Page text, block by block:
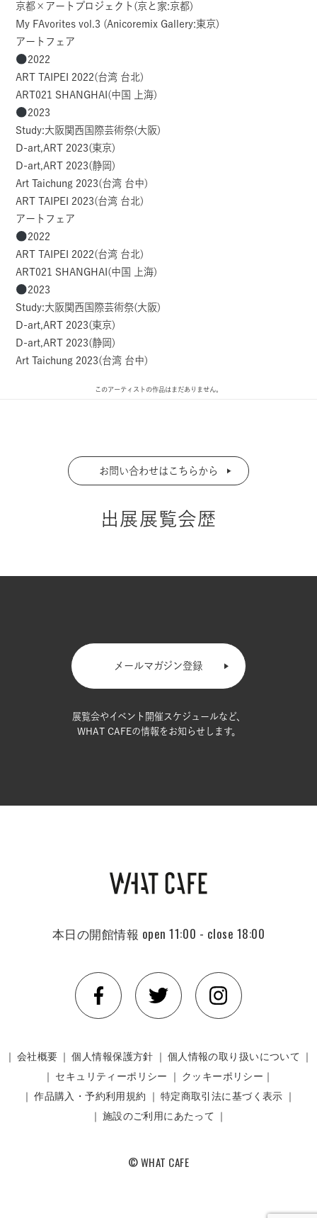
京都×アートプロジェクト(京と家:京都)
My FAvorites vol.3 (Anicoremix Gallery:東京)
アートフェア
2022
ART TAIPEI 2022(台湾 台北)
ART021 SHANGHAI(中国 上海)
2023
Study:大阪関西国際芸術祭(大阪)
D-art,ART 2023(東京)
D-art,ART 2023(静岡)
Art Taichung 2023(台湾 台中)
ART TAIPEI 2023(台湾 台北)
アートフェア
2022
ART TAIPEI 2022(台湾 台北)
ART021 SHANGHAI(中国 上海)
2023
Study:大阪関西国際芸術祭(大阪)
D-art,ART 2023(東京)
D-art,ART 2023(静岡)
Art Taichung 2023(台湾 台中)
このアーティストの作品はまだありません。
お問い合わせはこちらから
出展展覧会歴
メールマガジン登録
展覧会やイベント開催スケジュールなど、
WHAT CAFEの情報をお知らせします。
本日の開館情報 open 11:00 - close 18:00
｜ 会社概要 ｜個人情報保護方針 ｜ 個人情報の取り扱いについて ｜
｜ セキュリティーポリシー ｜ クッキーポリシー｜
｜作品購入・予約利用規約 ｜ 特定商取引法に基づく表示 ｜
｜ 施設のご利用にあたって ｜
© WHAT CAFE